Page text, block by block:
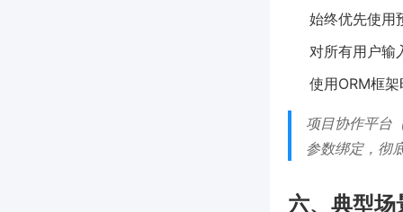
始终优先使用
对所有用户输
使用ORM框
项目协作平台
参数绑定，彻
六、典型